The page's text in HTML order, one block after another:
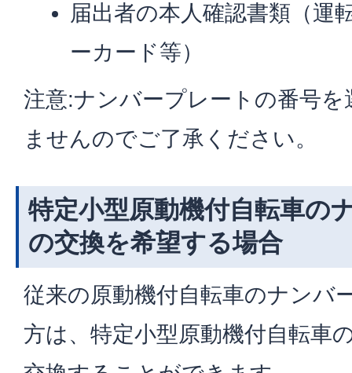
届出者の本人確認書類（運
ーカード等）
注意:ナンバープレートの番号
ませんのでご了承ください。
特定小型原動機付自転車の
の交換を希望する場合
従来の原動機付自転車のナンバ
方は、特定小型原動機付自転車